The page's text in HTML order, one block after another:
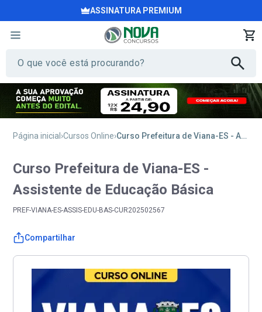
ASSINATURA PREMIUM
Página inicial Cursos Online Curso Prefeitura de Viana-ES - Assistente de Educação Básica
Curso Prefeitura de Viana-ES -
Assistente de Educação Básica
PREF-VIANA-ES-ASSIS-EDU-BAS-CUR202502567
Compartilhar